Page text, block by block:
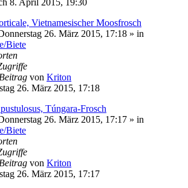
Vietnamesischer Moosfrosch
26. März 2015, 17:18 » in
Biete
von Kriton
26. März 2015, 17:18
Túngara-Frosch
26. März 2015, 17:17 » in
Biete
von Kriton
26. März 2015, 17:17